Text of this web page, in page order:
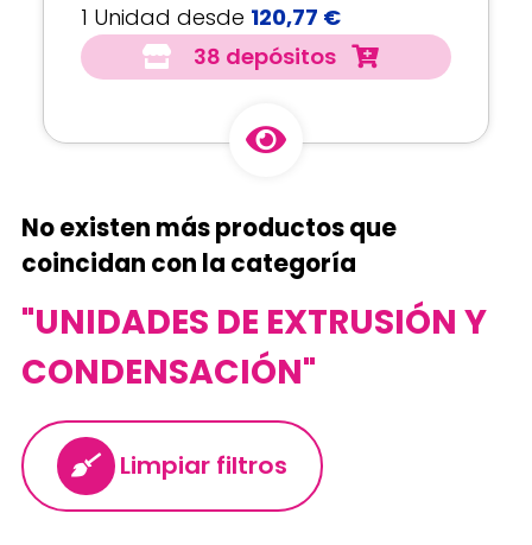
1 Unidad desde 120,77 €
38 depósitos
No existen más productos que
coincidan con la categoría
"UNIDADES DE EXTRUSIÓN Y
CONDENSACIÓN"
Limpiar filtros